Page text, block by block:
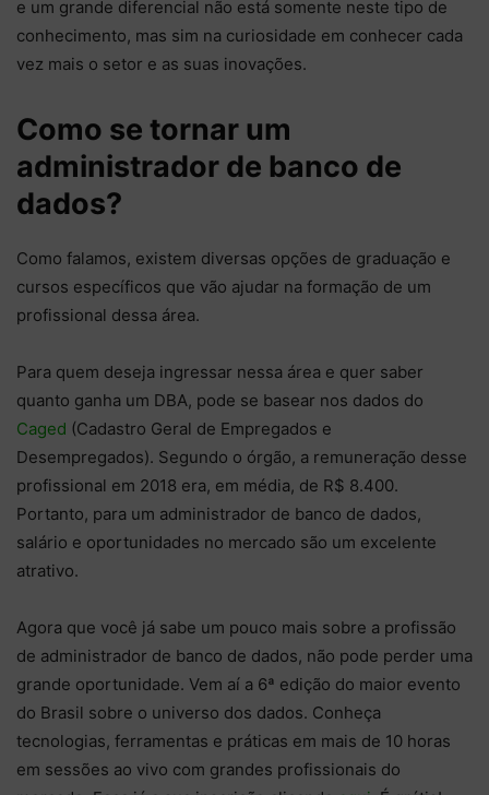
e um grande diferencial não está somente neste tipo de
conhecimento, mas sim na curiosidade em conhecer cada
vez mais o setor e as suas inovações.
Como se tornar um
administrador de banco de
dados?
Como falamos, existem diversas opções de graduação e
cursos específicos que vão ajudar na formação de um
profissional dessa área.
Para quem deseja ingressar nessa área e quer saber
quanto ganha um DBA, pode se basear nos dados do
Caged (Cadastro Geral de Empregados e
Desempregados). Segundo o órgão, a remuneração desse
profissional em 2018 era, em média, de R$ 8.400.
Portanto, para um administrador de banco de dados,
salário e oportunidades no mercado são um excelente
atrativo.
Agora que você já sabe um pouco mais sobre a profissão
de administrador de banco de dados, não pode perder uma
grande oportunidade. Vem aí a 6ª edição do maior evento
do Brasil sobre o universo dos dados. Conheça
tecnologias, ferramentas e práticas em mais de 10 horas
em sessões ao vivo com grandes profissionais do